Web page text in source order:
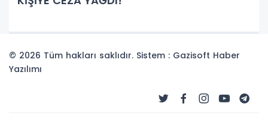
© 2026 Tüm hakları saklıdır. Sistem : Gazisoft Haber
Yazılımı